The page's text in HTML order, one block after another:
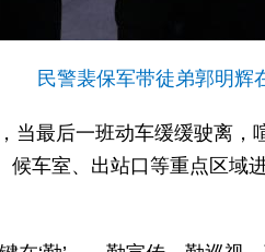
民警裴保军带徒弟郭明辉
当最后一班动车缓缓驶离，
候车室、出站口等重点区域